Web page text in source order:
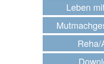
Leben
Reha/